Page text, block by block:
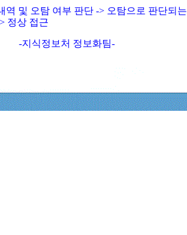
역 및 오탐 여부 판단 -> 오탐으로 판단되
정상 접근
-지식정보처 정보화팀-